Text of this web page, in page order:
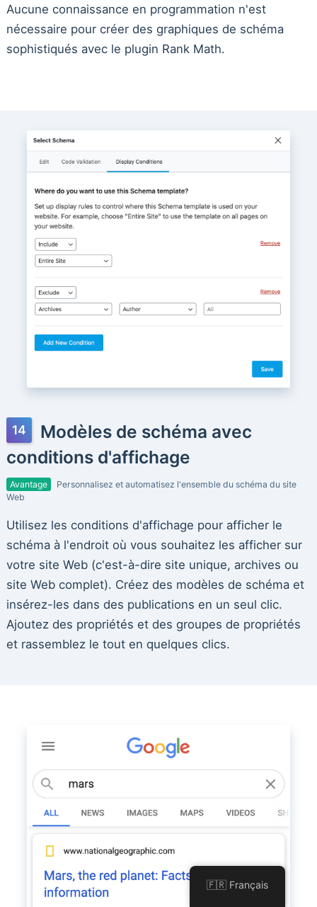
Aucune connaissance en programmation n'est
nécessaire pour créer des graphiques de schéma
sophistiqués avec le plugin Rank Math.
Modèles de schéma avec
conditions d'affichage
Avantage
Personnalisez et automatisez l'ensemble du schéma du site
Web
Utilisez les conditions d'affichage pour afficher le
schéma à l'endroit où vous souhaitez les afficher sur
votre site Web (c'est-à-dire site unique, archives ou
site Web complet). Créez des modèles de schéma et
insérez-les dans des publications en un seul clic.
Ajoutez des propriétés et des groupes de propriétés
et rassemblez le tout en quelques clics.
🇫🇷 Français